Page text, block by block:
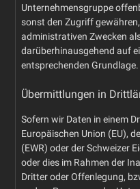
Unternehmensgruppe
sonst den Zugriff
administrativen Zwecken
darüberhinausgehend auf
entsprechenden Grundlage.
Übermittlungen in
Sofern wir Daten in einem
Europäischen Union (EU),
(EWR) oder der Schweizer
oder dies im Rahmen der
Dritter oder Offenlegung,